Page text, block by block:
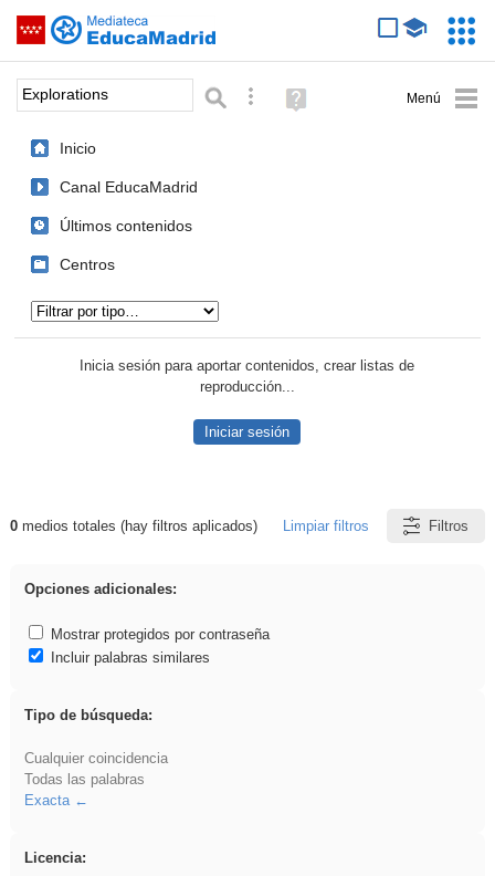
Saltar navegación
Palabra o frase: Búsqueda avanzada
Ayuda
(en
Inicio
Canal EducaMadrid
Últimos contenidos
Centros
Inicia sesión para aportar contenidos, crear listas de
reproducción...
Iniciar sesión
Resultados de: Explorations
0medios totales (hay filtros aplicados) Limpiar filtros Filtros
Opciones adicionales:
Mostrar protegidos por contraseña
Incluir palabras similares
Tipo de búsqueda:
Cualquier coincidencia
Todas las palabras
Exacta
Licencia: